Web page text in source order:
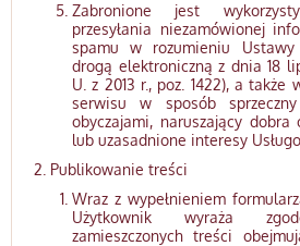
Zabronione jest
przesyłania niezamówionej
spamu w rozumieniu
drogą elektroniczną z dnia 18
U. z 2013 r., poz. 1422), a
serwisu w sposób
obyczajami, naruszający
lub uzasadnione interesy
Publikowanie treści
Wraz z wypełnieniem
Użytkownik wyraża
zamieszczonych treści